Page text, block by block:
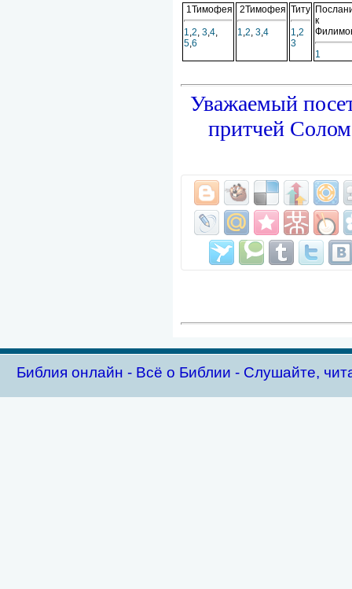
1Тимофея
1,2, 3,4,
5,6
2Тимофея
1,2, 3,4
Титу
1,2
3
к
1
Уважаемый
притчей
Библия oнлайн - Всё о Библии - Слушайте,